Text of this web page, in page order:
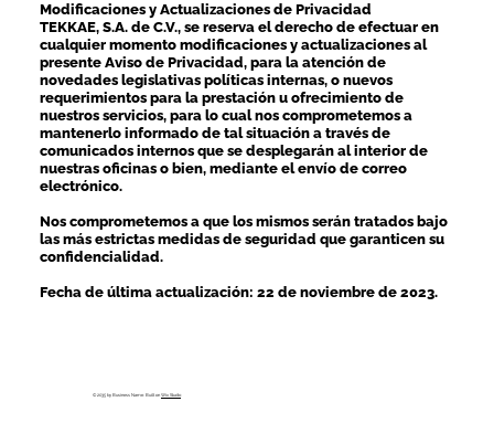
Modificaciones y Actualizaciones de Privacidad
TEKKAE, S.A. de C.V., se reserva el derecho de efectuar en
cualquier momento modificaciones y actualizaciones al
presente Aviso de Privacidad, para la atención de
novedades legislativas políticas internas, o nuevos
requerimientos para la prestación u ofrecimiento de
nuestros servicios, para lo cual nos comprometemos a
mantenerlo informado de tal situación a través de
comunicados internos que se desplegarán al interior de
nuestras oficinas o bien, mediante el envío de correo
electrónico.
Nos comprometemos a que los mismos serán tratados bajo
las más estrictas medidas de seguridad que garanticen su
confidencialidad.
Fecha de última actualización: 22 de noviembre de 2023.
© 2035 by Business Name. Built on Wix Studio